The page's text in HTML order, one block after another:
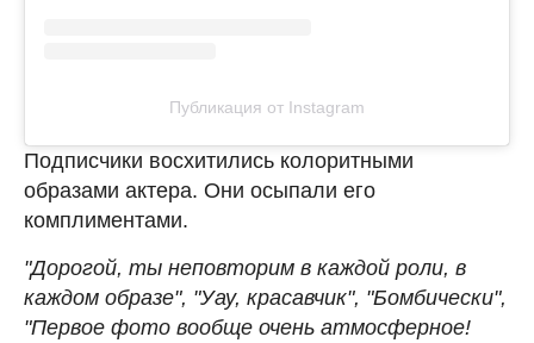
Публикация от Instagram
Подписчики восхитились колоритными
образами актера. Они осыпали его
комплиментами.
"Дорогой, ты неповторим в каждой роли, в
каждом образе", "Уау, красавчик", "Бомбически",
"Первое фото вообще очень атмосферное!